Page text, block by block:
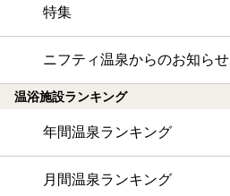
特集
ニフティ温泉からのお知らせ
温浴施設ランキング
年間温泉ランキング
月間温泉ランキング